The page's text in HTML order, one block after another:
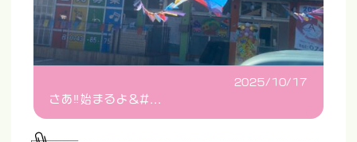
2025/10/17
さあ‼️始まるよ&#...